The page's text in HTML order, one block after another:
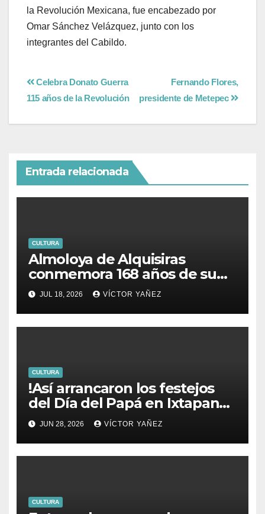
la Revolución Mexicana, fue encabezado por
Omar Sánchez Velázquez, junto con los
integrantes del Cabildo.
Fernando Flores,
presidente de Metepec
Celebra Donato Guerra
115 años de la Revolución
Entrada relacionada
CULTURA
Almoloya de Alquisiras
conmemora 168 años de su
fundación
JUL 18, 2026 VÍCTOR YAÑEZ
CULTURA
!Así arrancaron los festejos
del Día del Papá en Ixtapan
de la Sal!
JUN 28, 2026 VÍCTOR YAÑEZ
CULTURA